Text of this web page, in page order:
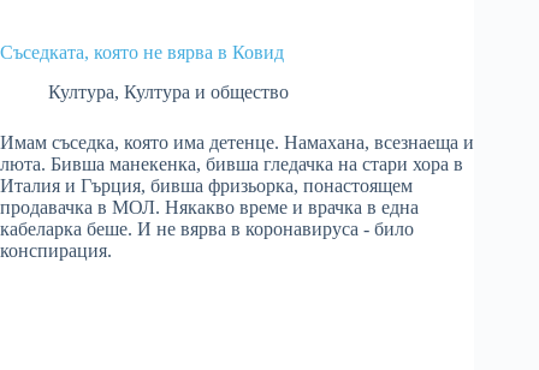
Съседката, която не вярва в Ковид
Култура, Култура и общество
Имам съседка, която има детенце. Намахана, всезнаеща и
люта. Бивша манекенка, бивша гледачка на стари хора в
Италия и Гърция, бивша фризьорка, понастоящем
продавачка в МОЛ. Някакво време и врачка в една
кабеларка беше. И не вярва в коронавируса - било
конспирация.